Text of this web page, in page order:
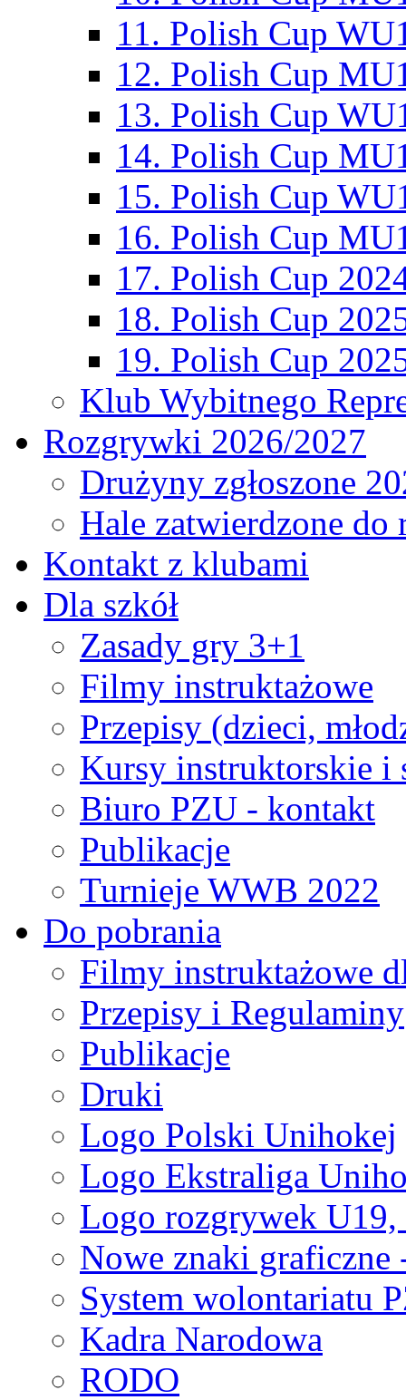
11. Polish Cup
12. Polish Cup
13. Polish Cup
14. Polish Cup
15. Polish Cup
16. Polish Cup
17. Polish Cup
18. Polish Cup
19. Polish Cup
Klub Wybitnego
Rozgrywki 2026/2027
Drużyny zgłoszone
Hale zatwierdzone
Kontakt z klubami
Dla szkół
Zasady gry 3+1
Filmy instruktażowe
Przepisy (dzieci,
Kursy instruktorskie i
Biuro PZU - kontakt
Publikacje
Turnieje WWB 2022
Do pobrania
Filmy instruktażowe
Przepisy i Regulaminy
Publikacje
Druki
Logo Polski Unihokej
Logo Ekstraliga
Logo rozgrywek
Nowe znaki graficzne
System wolontariatu
Kadra Narodowa
RODO